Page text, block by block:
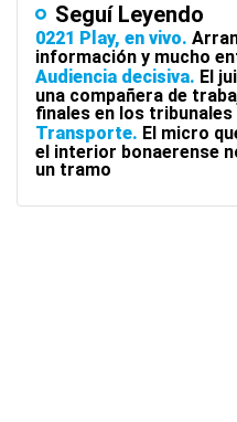
Seguí Leyendo
0221 Play, en vivo
información y mucho
Audiencia decisiva El
una compañera de
finales en los tribunales
Transporte El micro
el interior bonaerense
un tramo